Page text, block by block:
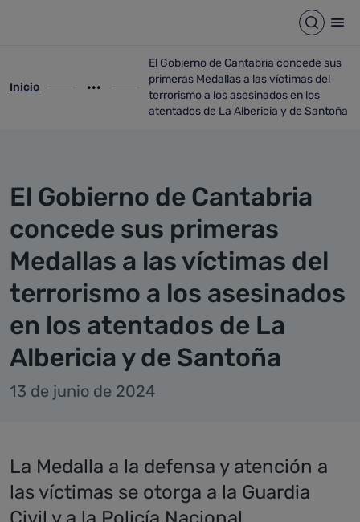
Abrir
ir-a inicio
Inicio
Mostrar opciones del camino de migas
ir-a El Gobierno de Cantabria concede
El Gobierno de Cantabria concede sus
primeras Medallas a las víctimas del
terrorismo a los asesinados en los
atentados de La Albericia y de Santoña
El Gobierno de Cantabria
concede sus primeras
Medallas a las víctimas del
terrorismo a los asesinados
en los atentados de La
Albericia y de Santoña
13 de junio de 2024
La Medalla a la defensa y atención a
las víctimas se otorga a la Guardia